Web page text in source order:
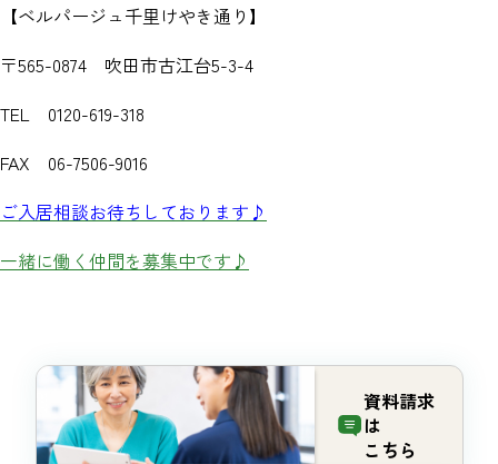
【ベルパージュ千里けやき通り】
〒565-0874 吹田市古江台5-3-4
TEL 0120-619-318
FAX 06-7506-9016
ご入居相談お待ちしております♪
一緒に働く仲間を募集中です♪
資料請求
は
こちら